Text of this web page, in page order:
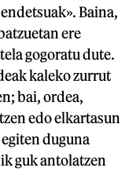
Baina,
ere
gogoratu dute.
kaleko zurrut
bai, ordea,
edo elkartasun
duguna
guk antolatzen